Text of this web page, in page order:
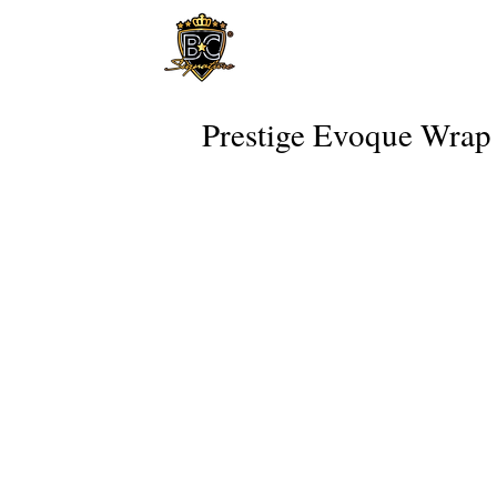
Prestige Evoque Wrap